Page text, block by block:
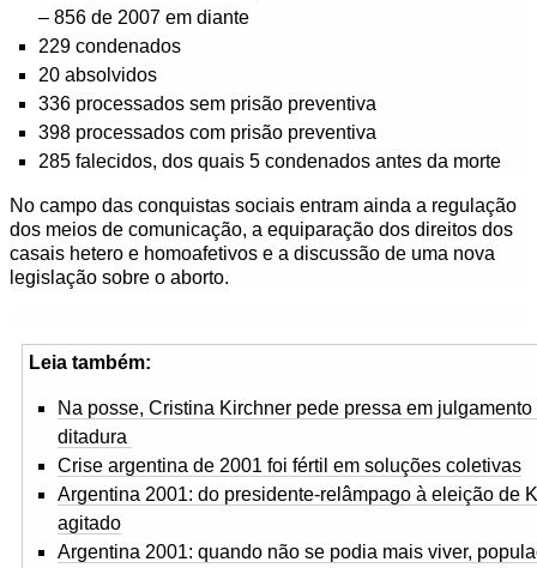
– 856 de 2007 em diante
229 condenados
20 absolvidos
336 processados sem prisão preventiva
398 processados com prisão preventiva
285 falecidos, dos quais 5 condenados antes da morte
No campo das conquistas sociais entram ainda a regulação
dos meios de comunicação, a equiparação dos direitos dos
casais hetero e homoafetivos e a discussão de uma nova
legislação sobre o aborto.
Leia também:
Na posse, Cristina Kirchner pede pressa em
ditadura
Crise argentina de 2001 foi fértil em soluções coletivas
Argentina 2001: do presidente-relâmpago à eleição de
agitado
Argentina 2001: quando não se podia mais viver,